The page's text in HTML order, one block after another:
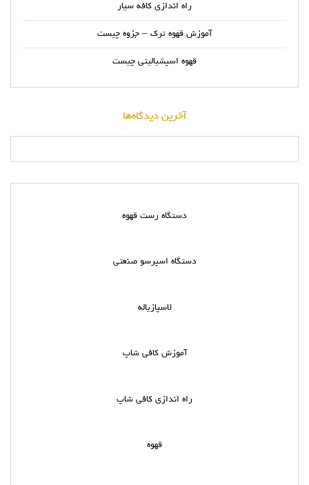
راه اندازی کافه سیار
آموزش قهوه ترک – جزوه چیست
قهوه اسپشیالیتی چیست
آخرین دیدگاه‌ها
دستگاه رست قهوه
دستگاه اسپرسو صنعتی
لاسپازیاله
آموزش کافی شاپ
راه اندازی کافی شاپ
قهوه